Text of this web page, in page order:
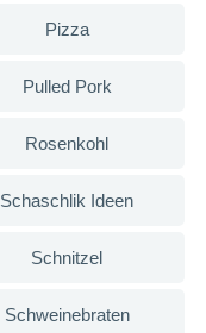
Pizza
Pulled Pork
Rosenkohl
Schaschlik Ideen
Schnitzel
Schweinebraten